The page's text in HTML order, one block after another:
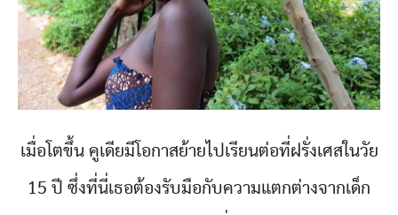
เมื่อโตขึ้น คูเดียมีโอกาสย้ายไปเรียนต่อที่ฝรั่งเศสในวัย
15 ปี ซึ่งที่นี่เธอต้องรับมือกับความแตกต่างจากเด็ก